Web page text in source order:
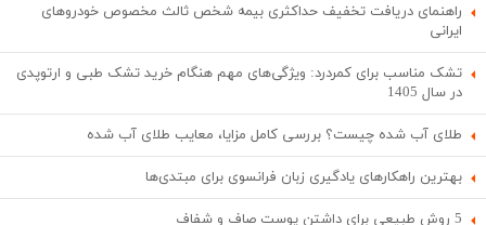
راهنمای دریافت تخفیف حداکثری بیمه شخص ثالث مخصوص خودروهای
ایرانی
تشک مناسب برای کمردرد: ویژگی‌های مهم هنگام خرید تشک طبی و ارتوپدی
در سال 1405
طلای آب شده چیست؟ بررسی کامل مزایا، معایب طلای آب شده
بهترین راهکارهای یادگیری زبان فرانسوی برای مبتدی‌ها
5 روش طبیعی برای داشتن پوست صاف و شفاف